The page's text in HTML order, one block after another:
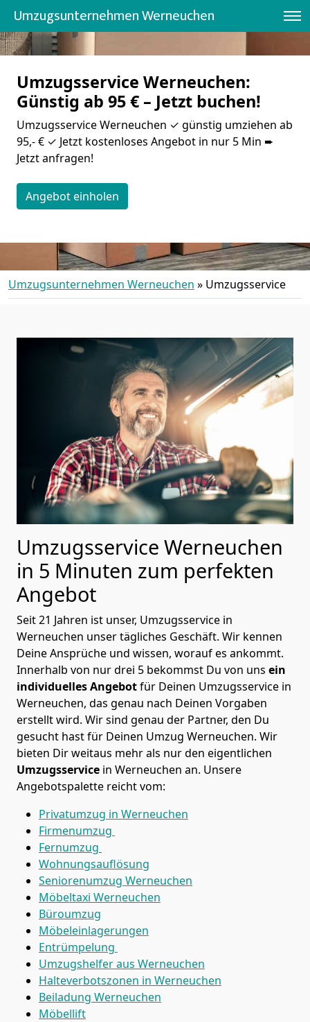
Umzugsunternehmen Werneuchen
Umzugsservice Werneuchen:
Günstig ab 95 € – Jetzt buchen!
Umzugsservice Werneuchen ✓ günstig umziehen ab
95,- € ✓ Jetzt kostenloses Angebot in nur 5 Min ➨
Jetzt anfragen!
Angebot einholen
Umzugsunternehmen Werneuchen » Umzugsservice
Umzugsservice Werneuchen
in 5 Minuten zum perfekten
Angebot
Seit 21 Jahren ist unser, Umzugsservice in
Werneuchen unser tägliches Geschäft. Wir kennen
Deine Ansprüche und wissen, worauf es ankommt.
Innerhalb von nur drei 5 bekommst Du von uns ein
individuelles Angebotfür Deinen Umzugsservice in
Werneuchen, das genau nach Deinen Vorgaben
erstellt wird. Wir sind genau der Partner, den Du
gesucht hast für Deinen Umzug Werneuchen. Wir
bieten Dir weitaus mehr als nur den eigentlichen
Umzugsservice in Werneuchen an. Unsere
Angebotspalette reicht vom:
Privatumzug in Werneuchen
Firmenumzug
Fernumzug
Wohnungsauflösung
Seniorenumzug Werneuchen
Möbeltaxi Werneuchen
Büroumzug
Möbeleinlagerungen
Entrümpelung
Umzugshelfer aus Werneuchen
Halteverbotszonen in Werneuchen
Beiladung Werneuchen
Möbellift